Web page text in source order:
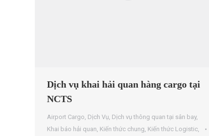
Dịch vụ khai hải quan hàng cargo tại
NCTS
Airport Cargo, Dịch Vụ, Dịch vụ thông quan tại sân bay,
Khai báo hải quan, Kiến thức chung, Kiến thức Logistic,